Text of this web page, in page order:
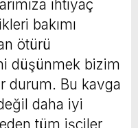
ihtiyaç
bakımı
ötürü
düşünmek bizim
durum. Bu kavga
daha iyi
tüm işçiler